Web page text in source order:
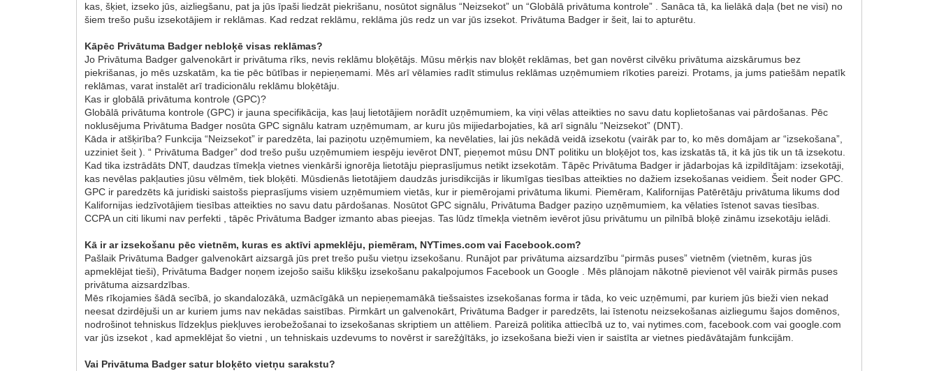
kas, šķiet, izseko jūs, aizliegšanu, pat ja jūs īpaši liedzāt piekrišanu, nosūtot signālus “Neizsekot” un “Globālā privātuma kontrole” . Sanāca tā, ka lielākā daļa (bet ne visi) no
šiem trešo pušu izsekotājiem ir reklāmas. Kad redzat reklāmu, reklāma jūs redz un var jūs izsekot. Privātuma Badger ir šeit, lai to apturētu.
Kāpēc Privātuma Badger nebloķē visas reklāmas?
Jo Privātuma Badger galvenokārt ir privātuma rīks, nevis reklāmu bloķētājs. Mūsu mērķis nav bloķēt reklāmas, bet gan novērst cilvēku privātuma aizskārumus bez
piekrišanas, jo mēs uzskatām, ka tie pēc būtības ir nepieņemami. Mēs arī vēlamies radīt stimulus reklāmas uzņēmumiem rīkoties pareizi. Protams, ja jums patiešām nepatīk
reklāmas, varat instalēt arī tradicionālu reklāmu bloķētāju.
Kas ir globālā privātuma kontrole (GPC)?
Globālā privātuma kontrole (GPC) ir jauna specifikācija, kas ļauj lietotājiem norādīt uzņēmumiem, ka viņi vēlas atteikties no savu datu koplietošanas vai pārdošanas. Pēc
noklusējuma Privātuma Badger nosūta GPC signālu katram uzņēmumam, ar kuru jūs mijiedarbojaties, kā arī signālu “Neizsekot” (DNT).
Kāda ir atšķirība? Funkcija “Neizsekot” ir paredzēta, lai paziņotu uzņēmumiem, ka nevēlaties, lai jūs nekādā veidā izsekotu (vairāk par to, ko mēs domājam ar “izsekošana”,
uzziniet šeit ). “ Privātuma Badger” dod trešo pušu uzņēmumiem iespēju ievērot DNT, pieņemot mūsu DNT politiku un bloķējot tos, kas izskatās tā, it kā jūs tik un tā izsekotu.
Kad tika izstrādāts DNT, daudzas tīmekļa vietnes vienkārši ignorēja lietotāju pieprasījumus netikt izsekotām. Tāpēc Privātuma Badger ir jādarbojas kā izpildītājam: izsekotāji,
kas nevēlas pakļauties jūsu vēlmēm, tiek bloķēti. Mūsdienās lietotājiem daudzās jurisdikcijās ir likumīgas tiesības atteikties no dažiem izsekošanas veidiem. Šeit noder GPC.
GPC ir paredzēts kā juridiski saistošs pieprasījums visiem uzņēmumiem vietās, kur ir piemērojami privātuma likumi. Piemēram, Kalifornijas Patērētāju privātuma likums dod
Kalifornijas iedzīvotājiem tiesības atteikties no savu datu pārdošanas. Nosūtot GPC signālu, Privātuma Badger paziņo uzņēmumiem, ka vēlaties īstenot savas tiesības.
CCPA un citi likumi nav perfekti , tāpēc Privātuma Badger izmanto abas pieejas. Tas lūdz tīmekļa vietnēm ievērot jūsu privātumu un pilnībā bloķē zināmu izsekotāju ielādi.
Kā ir ar izsekošanu pēc vietnēm, kuras es aktīvi apmeklēju, piemēram, NYTimes.com vai Facebook.com?
Pašlaik Privātuma Badger galvenokārt aizsargā jūs pret trešo pušu vietņu izsekošanu. Runājot par privātuma aizsardzību “pirmās puses” vietnēm (vietnēm, kuras jūs
apmeklējat tieši), Privātuma Badger noņem izejošo saišu klikšķu izsekošanu pakalpojumos Facebook un Google . Mēs plānojam nākotnē pievienot vēl vairāk pirmās puses
privātuma aizsardzības.
Mēs rīkojamies šādā secībā, jo skandalozākā, uzmācīgākā un nepieņemamākā tiešsaistes izsekošanas forma ir tāda, ko veic uzņēmumi, par kuriem jūs bieži vien nekad
neesat dzirdējuši un ar kuriem jums nav nekādas saistības. Pirmkārt un galvenokārt, Privātuma Badger ir paredzēts, lai īstenotu neizsekošanas aizliegumu šajos domēnos,
nodrošinot tehniskus līdzekļus piekļuves ierobežošanai to izsekošanas skriptiem un attēliem. Pareizā politika attiecībā uz to, vai nytimes.com, facebook.com vai google.com
var jūs izsekot , kad apmeklējat šo vietni , un tehniskais uzdevums to novērst ir sarežģītāks, jo izsekošana bieži vien ir saistīta ar vietnes piedāvātajām funkcijām.
Vai Privātuma Badger satur bloķēto vietņu sarakstu?